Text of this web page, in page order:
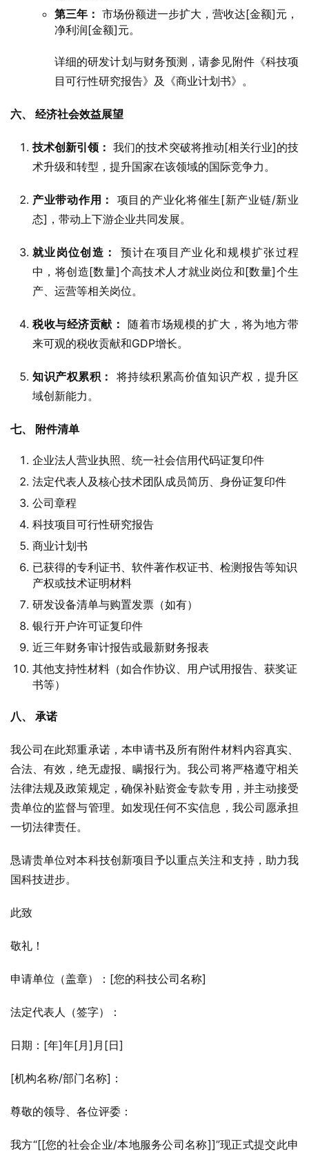
第三年： 市场份额进一步扩大，营收达[金额]元，
净利润[金额]元。
详细的研发计划与财务预测，请参见附件《科技项
目可行性研究报告》及《商业计划书》。
六、 经济社会效益展望
技术创新引领： 我们的技术突破将推动[相关行业]的技
术升级和转型，提升国家在该领域的国际竞争力。
产业带动作用：
项目的产业化将催生[新产业链/新业
态]，带动上下游企业共同发展。
就业岗位创造：
预计在项目产业化和规模扩张过程
中，将创造[数量]个高技术人才就业岗位和[数量]个生
产、运营等相关岗位。
税收与经济贡献： 随着市场规模的扩大，将为地方带
来可观的税收贡献和GDP增长。
知识产权累积：
将持续积累高价值知识产权，提升区
域创新能力。
七、 附件清单
企业法人营业执照、统一社会信用代码证复印件
法定代表人及核心技术团队成员简历、身份证复印件
公司章程
科技项目可行性研究报告
商业计划书
已获得的专利证书、软件著作权证书、检测报告等知识
产权或技术证明材料
研发设备清单与购置发票（如有）
银行开户许可证复印件
近三年财务审计报告或最新财务报表
其他支持性材料（如合作协议、用户试用报告、获奖证
书等）
八、 承诺
我公司在此郑重承诺，本申请书及所有附件材料内容真实、
合法、有效，绝无虚报、瞒报行为。我公司将严格遵守相关
法律法规及政策规定，确保补贴资金专款专用，并主动接受
贵单位的监督与管理。如发现任何不实信息，我公司愿承担
一切法律责任。
恳请贵单位对本科技创新项目予以重点关注和支持，助力我
国科技进步。
此致
敬礼！
申请单位（盖章）：[您的科技公司名称]
法定代表人（签字）：
日期：[年]年[月]月[日]
[机构名称/部门名称]：
尊敬的领导、各位评委：
我方“[[您的社会企业/本地服务公司名称]]”现正式提交此申